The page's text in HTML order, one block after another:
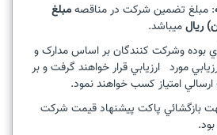
: مبلغ تضمين شرکت در مناقصهمبلغ
مي­باشد.
بوده وشرکت کنندگان بر اساس مدارک و
مورد ارزيابي قرار خواهند گرفت و بر
امتياز کسب خواهند نمود.
بازگشائي پاکت پيشنهاد قيمت شرکت
.